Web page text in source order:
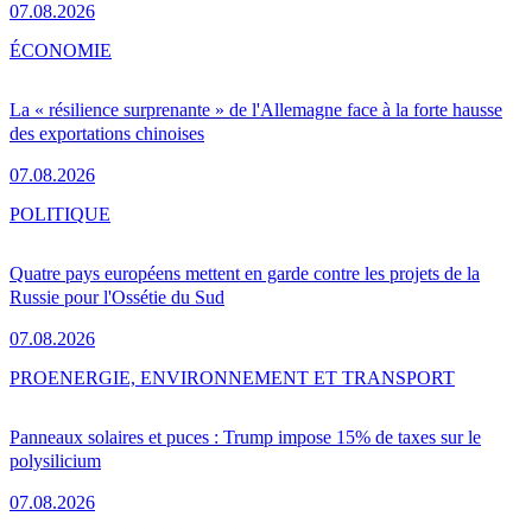
07.08.2026
La « résilience surprenante » de l'Allemagne face à la forte hausse
des exportations chinoises
07.08.2026
ÉCONOMIE
Quatre pays européens mettent en garde contre les projets de la
Russie pour l'Ossétie du Sud
07.08.2026
POLITIQUE
Panneaux solaires et puces : Trump impose 15% de taxes sur le
polysilicium
07.08.2026
PROENERGIE, ENVIRONNEMENT ET TRANSPORT